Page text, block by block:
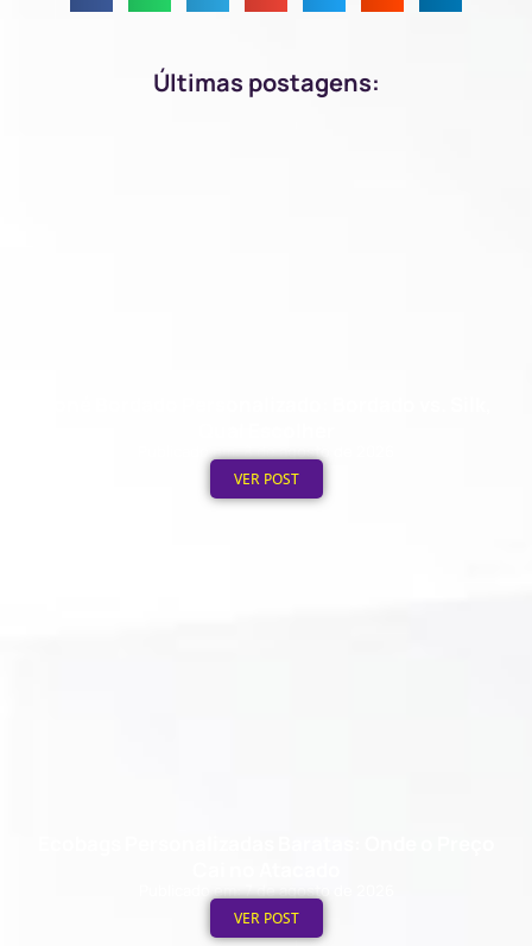
Últimas postagens:
Publicado em: 8 de agosto de 2026
VER POST
Publicado em: 7 de agosto de 2026
VER POST